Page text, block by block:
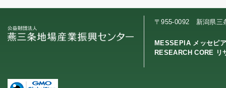
〒955-0092 新潟県三
MESSEPIA メッセピ
RESEARCH CORE リ